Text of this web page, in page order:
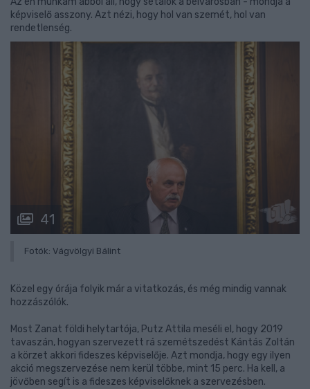
képviselő asszony. Azt nézi, hogy hol van szemét, hol van
rendetlenség.
41
Fotók: Vágvölgyi Bálint
Közel egy órája folyik már a vitatkozás, és még mindig vannak
hozzászólók.
Most Zanat földi helytartója, Putz Attila meséli el, hogy 2019
tavaszán, hogyan szervezett rá szemétszedést Kántás Zoltán
a körzet akkori fideszes képviselője. Azt mondja, hogy egy ilyen
akció megszervezése nem kerül többe, mint 15 perc. Ha kell, a
jövőben segít is a fideszes képviselőknek a szervezésben.